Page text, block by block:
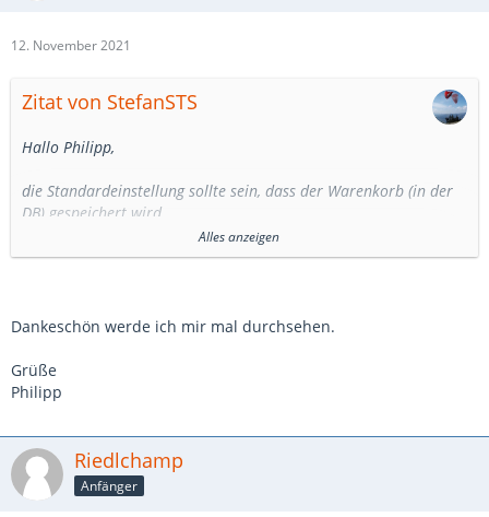
12. November 2021
Zitat von StefanSTS
Hallo Philipp,
die Standardeinstellung sollte sein, dass der Warenkorb (in der
DB) gespeichert wird.
Es gibt in der versteckten Konfiguration einige Schalter zu dem
Verhalten.
Hier ist eine Liste der Einstellmöglichkeiten in der versteckten
https://www.jooglies.com/tutor…-versteckte-konfiguration
Grüße
Stefan
Alles anzeigen
Dankeschön werde ich mir mal durchsehen.
Grüße
Philipp
Riedlchamp
Anfänger